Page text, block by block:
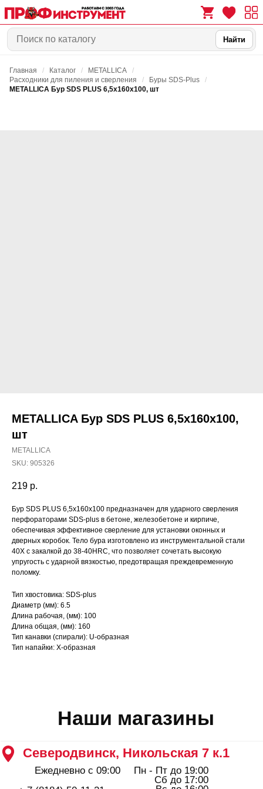
0
Найти
Главная / Каталог / METALLICA
/
Расходники для пиления и сверления
/ Буры SDS-Plus
/
METALLICA Бур SDS PLUS 6,5х160х100, шт
METALLICA Бур SDS PLUS 6,5х160х100,
шт
METALLICA
SKU: 905326
219 р.
Бур SDS PLUS 6,5х160х100 предназначен для ударного сверления
перфораторами SDS-plus в бетоне, железобетоне и кирпиче,
обеспечивая эффективное сверление для установки оконных и
дверных коробок. Тело бура изготовлено из инструментальной стали
40Х с закалкой до 38-40HRC, что позволяет сочетать высокую
упругость с ударной вязкостью, предотвращая преждевременную
поломку.
Тип хвостовика: SDS-plus
Диаметр (мм): 6.5
Длина рабочая, (мм): 100
Длина общая, (мм): 160
Тип канавки (спирали): U-образная
Тип напайки: Х-образная
Наши магазины
Архангельск, Урицкого 50 к.1
Северодвинск, Никольская 7 к.1
Ежедневно с 09:00
Пн - Пт до 19:00
Вс до 16:00
Пн - Пт 09:00 - 19:00
Сб - Вс 10:00 - 18:00
Пн - Пт 09:00 - 19:00
Сб - Вс 10:00 - 18:00
+ 7 (8184) 50-11-21
+ 7 (911) 562-83-03